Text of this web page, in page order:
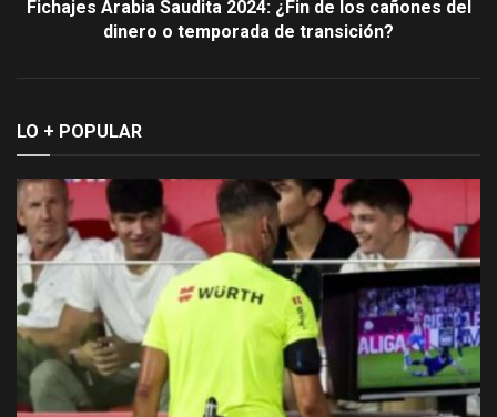
Fichajes Arabia Saudita 2024: ¿Fin de los cañones del
dinero o temporada de transición?
LO + POPULAR